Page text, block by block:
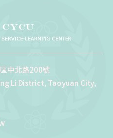
中北路200號
Li District, Taoyuan City,